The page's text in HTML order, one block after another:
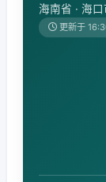
海南省 · 海口
更新于